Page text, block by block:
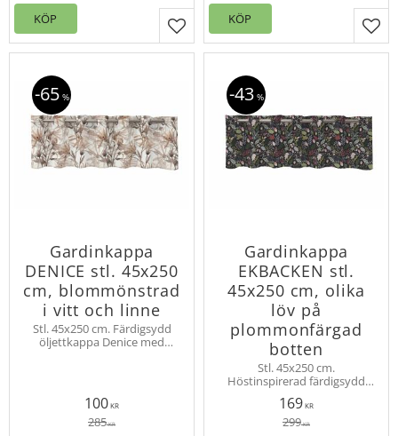
Lägg till i favoriter
KÖP KÖP
Gardinkappa
DENICE stl. 45x250
cm, blommönstrad
i vitt och linne
Stl. 45x250 cm. Färdigsydd
öljettkappa Denice med
100KR
285KR
65 %
Gardinkappa
EKBACKEN stl.
45x250 cm, olika
löv på
plommonfärgad
botten
Stl. 45x250 cm.
Höstinspirerad färdigsydd
öljettkappa Ekbacken i slub
kvalité för vacker effekt. 16 st
öljetter.
169KR
299KR
43 %